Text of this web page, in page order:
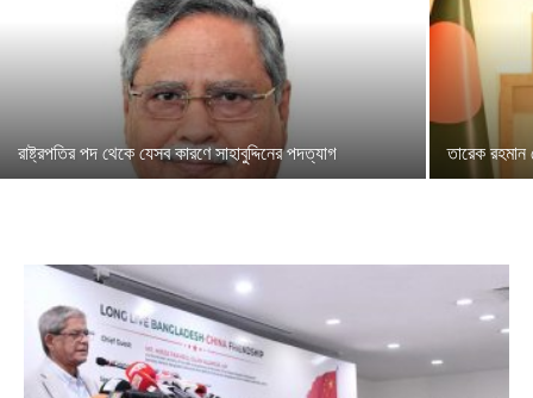
রাষ্ট্রপতির পদ থেকে যেসব কারণে সাহাবুদ্দিনের পদত্যাগ তারেক রহমান